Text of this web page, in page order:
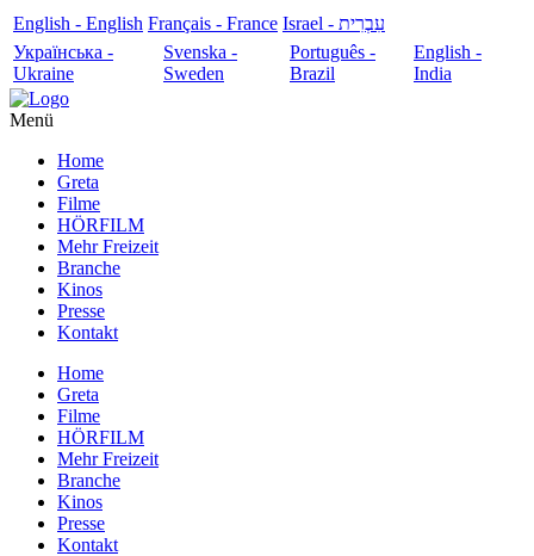
English - English Français - France
עִבְרִית - Israel
Українська -
Ukraine
Svenska -
Sweden
Português -
Brazil
English -
India
Menü
Home
Greta
Filme
HÖRFILM
Mehr Freizeit
Branche
Kinos
Presse
Kontakt
Home
Greta
Filme
HÖRFILM
Mehr Freizeit
Branche
Kinos
Presse
Kontakt